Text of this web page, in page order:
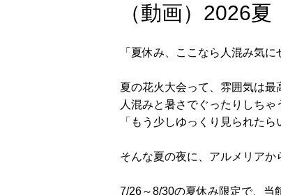
（動画）2026
「夏休み、ここなら人混み気
夏の花火大会って、雰囲気は
人混みと暑さでぐったりしちゃ
「もう少しゆっくり見られた
そんな夏の夜に、アルメリアか
7/26～8/30の夏休み限定で、当